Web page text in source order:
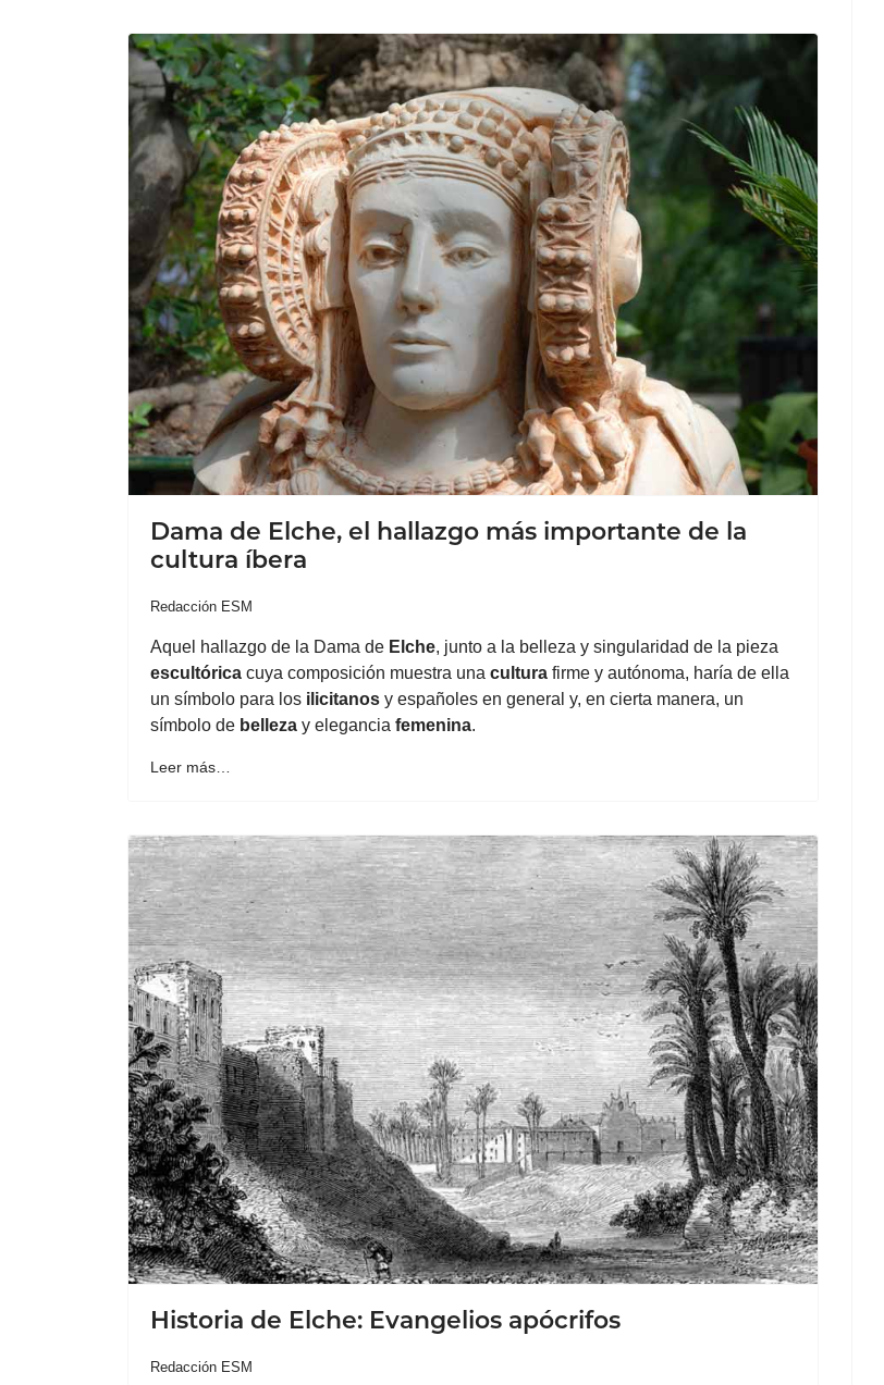
Dama de Elche, el hallazgo más importante de la
cultura íbera
Redacción ESM
Aquel hallazgo de la Dama de Elche, junto a la belleza y singularidad de la pieza
escultórica cuya composición muestra una cultura firme y autónoma, haría de ella
un símbolo para los ilicitanos y españoles en general y, en cierta manera, un
símbolo de belleza y elegancia femenina.
Leer más…
Historia de Elche: Evangelios apócrifos
Redacción ESM